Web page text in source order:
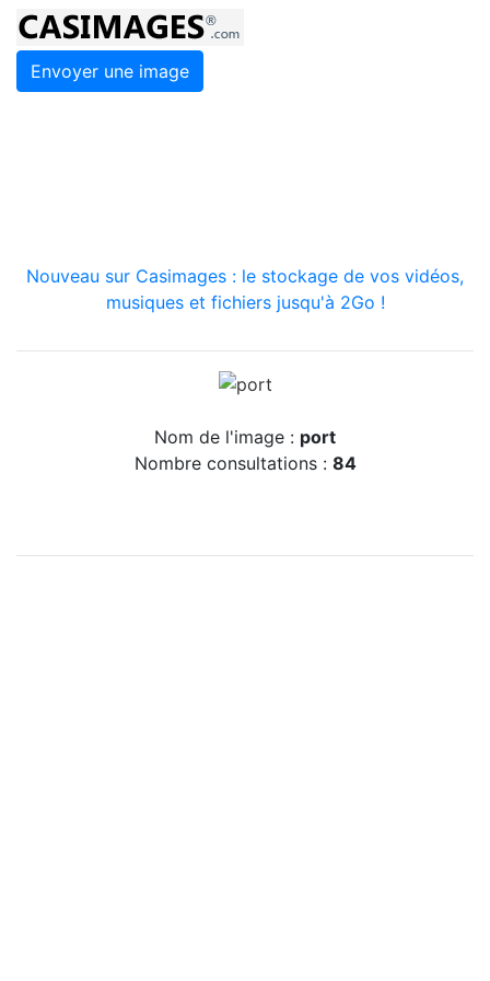
Envoyer une image
Nouveau sur Casimages : le stockage de vos vidéos,
musiques et fichiers jusqu'à 2Go !
Nom de l'image : port
Nombre consultations : 84